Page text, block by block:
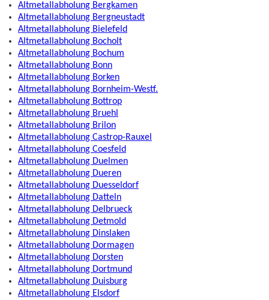
Altmetallabholung Bergkamen
Altmetallabholung Bergneustadt
Altmetallabholung Bielefeld
Altmetallabholung Bocholt
Altmetallabholung Bochum
Altmetallabholung Bonn
Altmetallabholung Borken
Altmetallabholung Bornheim-Westf.
Altmetallabholung Bottrop
Altmetallabholung Bruehl
Altmetallabholung Brilon
Altmetallabholung Castrop-Rauxel
Altmetallabholung Coesfeld
Altmetallabholung Duelmen
Altmetallabholung Dueren
Altmetallabholung Duesseldorf
Altmetallabholung Datteln
Altmetallabholung Delbrueck
Altmetallabholung Detmold
Altmetallabholung Dinslaken
Altmetallabholung Dormagen
Altmetallabholung Dorsten
Altmetallabholung Dortmund
Altmetallabholung Duisburg
Altmetallabholung Elsdorf